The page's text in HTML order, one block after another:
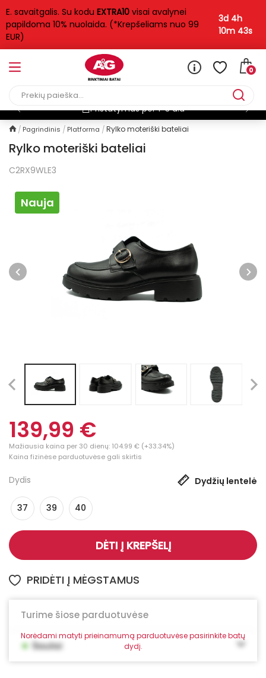
E. savaitgalis. Su kodu EXTRA10 visai avalynei
papildoma 10% nuolaida. (*Krepšeliams nuo 99
EUR)
3d 4h
10m 43s
0
Pristatymas per 1-3 d.d
Pagrindinis Platforma Rylko moteriški bateliai
Rylko moteriški bateliai
C2RX9WLE3
Nauja
139,99 €
Mažiausia kaina per 30 dienų: 104.99 € (+33.34%)
Kaina fizinėse parduotuvėse gali skirtis
Dydis Dydžių lentelė
37 39 40
DĖTI Į KREPŠELĮ
PRIDĖTI Į MĖGSTAMUS
Turime šiose parduotuvėse
Norėdami matyti prieinamumą parduotuvėse pasirinkite batų
dydį.
• Šiauliai